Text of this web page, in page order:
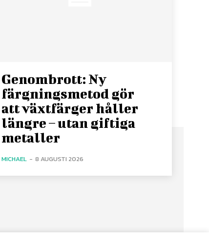
Genombrott: Ny
färgningsmetod gör
att växtfärger håller
längre – utan giftiga
metaller
MICHAEL - 8 AUGUSTI 2026